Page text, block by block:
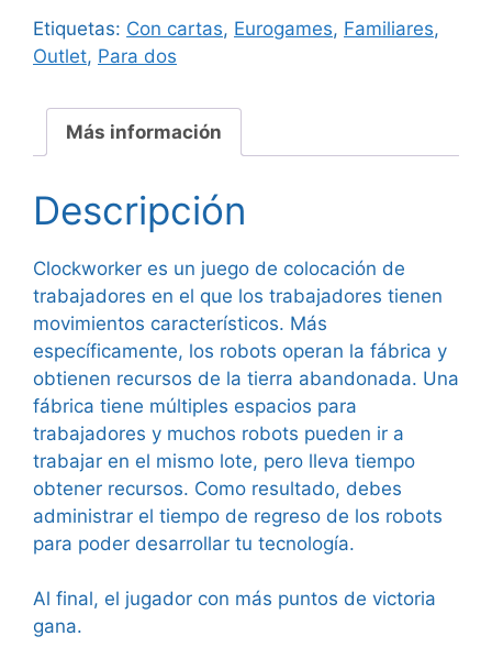
Etiquetas: Con cartas, Eurogames, Familiares,
Outlet, Para dos
Más información
Descripción
Clockworker es un juego de colocación de
trabajadores en el que los trabajadores tienen
movimientos característicos. Más
específicamente, los robots operan la fábrica y
obtienen recursos de la tierra abandonada. Una
fábrica tiene múltiples espacios para
trabajadores y muchos robots pueden ir a
trabajar en el mismo lote, pero lleva tiempo
obtener recursos. Como resultado, debes
administrar el tiempo de regreso de los robots
para poder desarrollar tu tecnología.
Al final, el jugador con más puntos de victoria
gana.